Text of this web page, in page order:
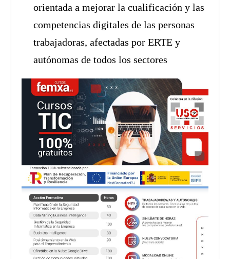
orientada a mejorar la cualificación y las
competencias digitales de las personas
trabajadoras, afectadas por ERTE y
autónomas de todos los sectores